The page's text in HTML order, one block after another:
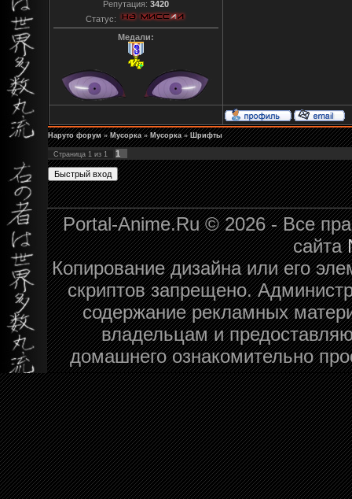
Репутация: 3420
Статус:
Медали:
Наруто форум » Мусорка » Мусорка » Шрифты
Страница 1 из 1 1
Portal-Anime.Ru © 2026 - Все
сайта
Копирование дизайна или его
скриптов запрещено.
содержание рекламных
владельцам и
домашнего ознакомительно